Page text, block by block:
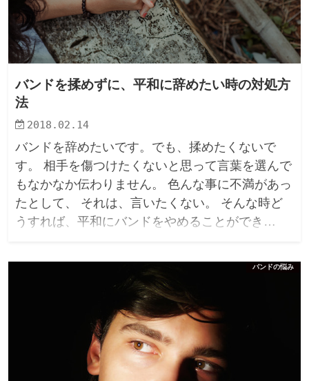
バンドを揉めずに、平和に辞めたい時の対処方
法
2018.02.14
バンドを辞めたいです。でも、揉めたくないで
す。 相手を傷つけたくないと思って言葉を選んで
もなかなか伝わりません。 色んな事に不満があっ
たとして、 それは、言いたくない。 そんな時ど
うすれば、平和にバンドをやめることができ…
バンドの悩み